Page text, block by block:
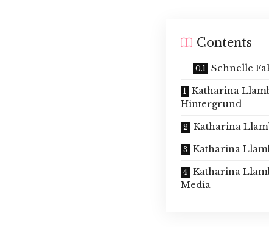
Contents
Schnelle
Katharina
Hintergrund
Katharina
Katharina
Katharina
Media